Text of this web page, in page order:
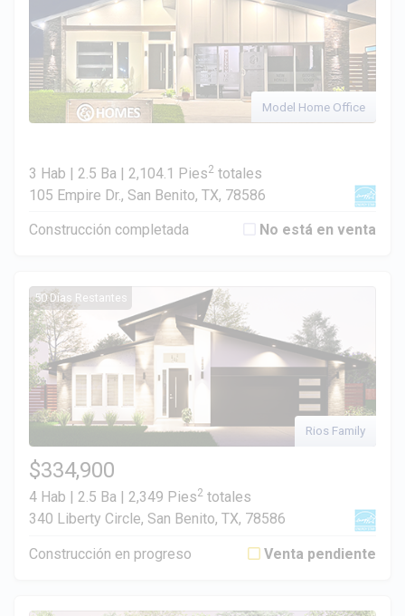
Model Home Office
3 Hab | 2.5 Ba | 2,104.1 Pies2 totales
105 Empire Dr., San Benito, TX, 78586
Construcción completada No está en venta
50 Días Restantes
Rios Family
$334,900
4 Hab | 2.5 Ba | 2,349 Pies2 totales
340 Liberty Circle, San Benito, TX, 78586
Construcción en progreso Venta pendiente